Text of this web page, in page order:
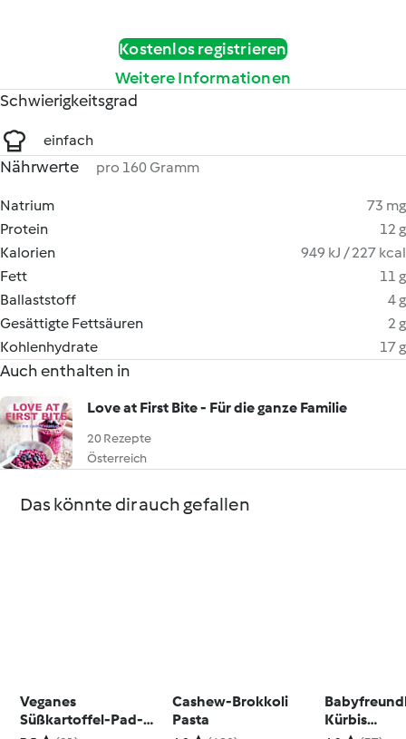
Kostenlos registrieren
Weitere Informationen
Schwierigkeitsgrad
einfach
Nährwerte pro 160 Gramm
Natrium
73 mg
Protein
12 g
Kalorien
949 kJ / 227 kcal
Fett
11 g
Ballaststoff
4 g
Gesättigte Fettsäuren
2 g
Kohlenhydrate
17 g
Auch enthalten in
Love at First Bite - Für die ganze Familie
20 Rezepte
Österreich
Das könnte dir auch gefallen
Veganes
Süßkartoffel-Pad-
Cashew-Brokkoli
Pasta
Kürbis